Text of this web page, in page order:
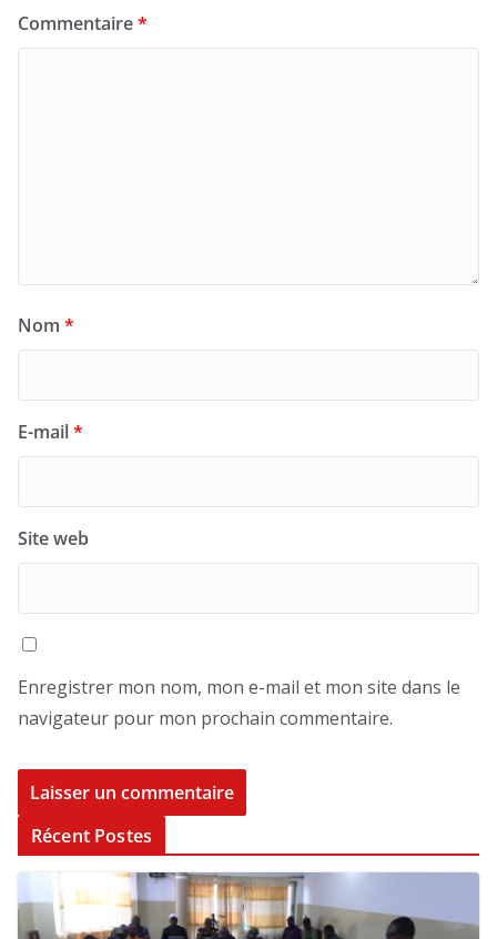
Commentaire*
Nom *
E-mail*
Site web
Enregistrer mon nom, mon e-mail et mon site dans le
navigateur pour mon prochain commentaire.
Récent Postes